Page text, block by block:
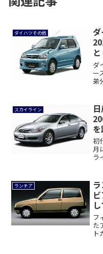
ダイハツその他
ダ
ー
弟
スカイライン
初
月
ラ
ランチア
フ
た
ト